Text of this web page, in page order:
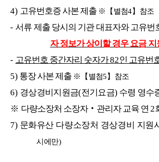
4) 고유번호증 사본 제출 ※【 별첨4】 참조
- 서류 제출 당시의 기관 대표자와 고유
자 정보가 상이할 경우 요금
- 고유번호 중간자리 숫자가82인 고유번
5) 통장 사본 제출 ※【 별첨5 】 참조
6) 경상경비지원금(전기요금) 수령 영수
※ 다량소장처 소장자‧ 관리자 교육 연 2
7) 문화유산 다량소장처 경상경비 지
시에만)